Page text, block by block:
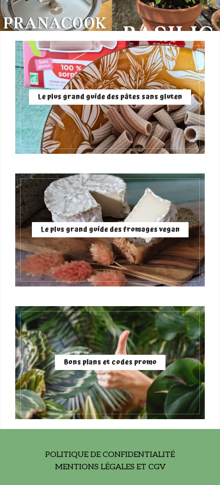
Le plus grand guide des pâtes sans gluten
Le plus grand guide des fromages vegan
Bons plans et codes promo
POLITIQUE DE CONFIDENTIALITÉ
MENTIONS LÉGALES ET CGV